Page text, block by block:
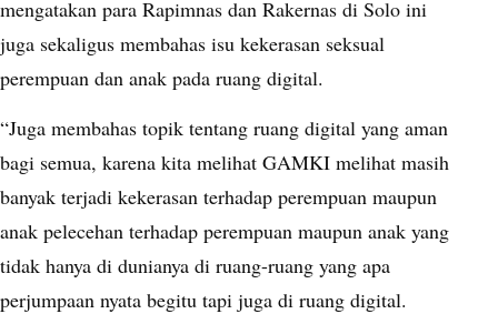
mengatakan para Rapimnas dan Rakernas di Solo ini
juga sekaligus membahas isu kekerasan seksual
perempuan dan anak pada ruang digital.
“Juga membahas topik tentang ruang digital yang aman
bagi semua, karena kita melihat GAMKI melihat masih
banyak terjadi kekerasan terhadap perempuan maupun
anak pelecehan terhadap perempuan maupun anak yang
tidak hanya di dunianya di ruang-ruang yang apa
perjumpaan nyata begitu tapi juga di ruang digital.